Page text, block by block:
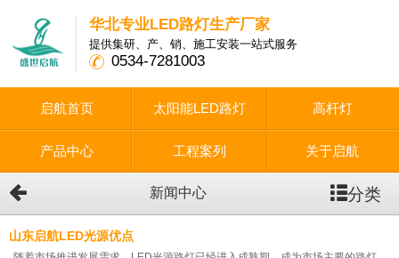
华北专业LED路灯生产厂家
提供集研、产、销、施工安装一站式服务
0534-7281003
启航首页 太阳能LED路灯 高杆灯
产品中心 工程案列 关于启航
新闻中心 分类
山东启航LED光源优点